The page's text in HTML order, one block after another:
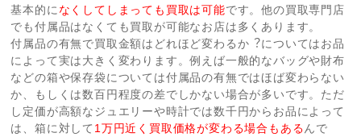
基本的に なくしてしまっても買取は可能です。他の買取専門店
でも付属品はなくても買取が可能なお店は多くあります。
付属品の有無で買取金額はどれほど変わるか︖についてはお品
によって実は大きく変わります。例えば一般的なバッグや財布
などの箱や保存袋については付属品の有無ではほば変わらない
か、もしくは数百円程度の差でしかない場合が多いです。ただ
し定価が高額なジュエリーや時計では数千円からお品によって
は、箱に対して 1万円近く買取価格が変わる場合もあるんで